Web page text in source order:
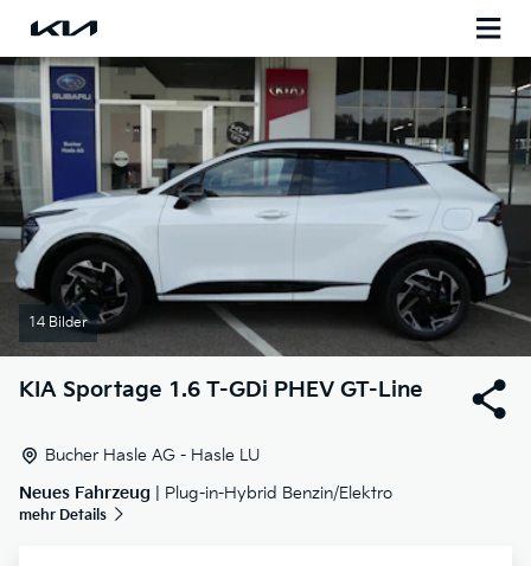
14 Bilder
KIA Sportage 1.6 T-GDi PHEV GT-Line
Bucher Hasle AG - Hasle LU
Neues Fahrzeug | Plug-in-Hybrid Benzin/Elektro
mehr Details